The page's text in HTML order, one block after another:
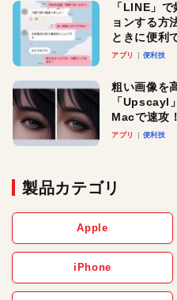
「LINE」
ョンする方
ときに便利
アプリ 便利技
粗い画像を
「Upscayl
Macで速攻
アプリ 便利技
製品カテゴリ
Apple
iPhone